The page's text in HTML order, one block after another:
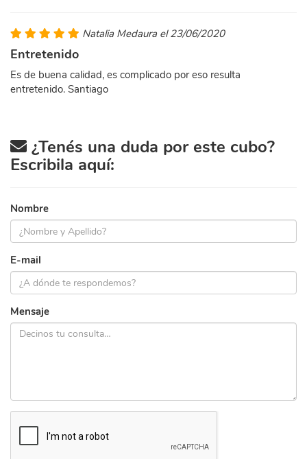
Natalia Medaura el 23/06/2020
Entretenido
Es de buena calidad, es complicado por eso resulta
entretenido. Santiago
¿Tenés una duda por este cubo?
Escribila aquí:
Nombre
E-mail
Mensaje